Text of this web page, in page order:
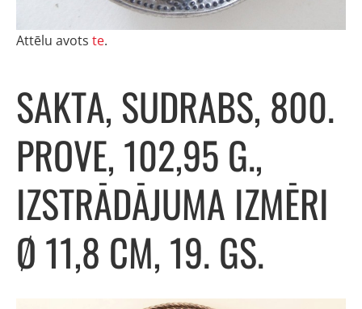
Attēlu avots te.
SAKTA, SUDRABS, 800.
PROVE, 102,95 G.,
IZSTRĀDĀJUMA IZMĒRI
Ø 11,8 CM, 19. GS.